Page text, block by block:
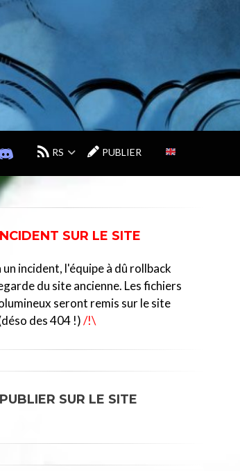
S
O
D
U
C
C
RS PUBLIER
SUR LE SITE
un incident, l'équipe à dû rollback
du site ancienne. Les fichiers
seront remis sur le site
des 404 !)/!\
PUBLIER SUR LE SITE